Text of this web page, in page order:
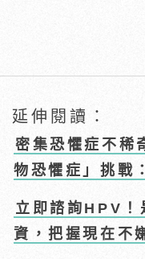
延伸閱讀：
密集恐懼症不稀
物恐懼症」挑戰
立即諮詢HPV！
資，把握現在不